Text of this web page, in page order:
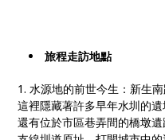
旅程走訪地點
1. 水源地的前世今生：新生
這裡隱藏著許多早年水圳的
還有位於市區巷弄間的橋墩